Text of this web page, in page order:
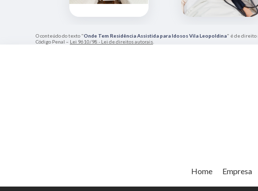
O conteúdo do texto "Onde Tem Residência Assistida para Idosos Vila Leopoldina" é de direito
Código Penal – Lei 9610/98 - Lei de direitos autorais
Home Empresa